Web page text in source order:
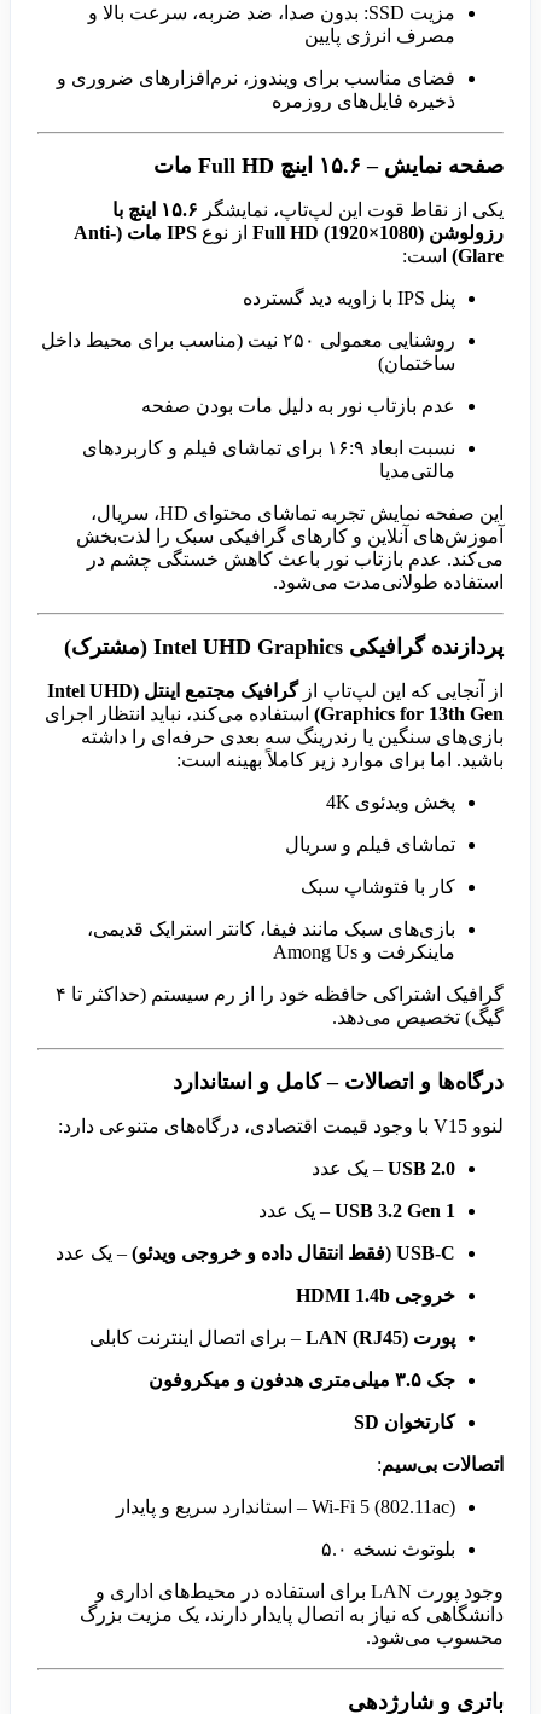
مزیت SSD: بدون صدا، ضد ضربه، سرعت بالا و
مصرف انرژی پایین
فضای مناسب برای ویندوز، نرم‌افزارهای ضروری و
ذخیره فایل‌های روزمره
صفحه نمایش – ۱۵.۶ اینچ Full HD مات
یکی از نقاط قوت این لپ‌تاپ، نمایشگر
۱۵.۶ اینچ با
رزولوشن Full HD (1920×1080)
از نوع
IPS مات (Anti-
Glare)
است:
پنل IPS با زاویه دید گسترده
روشنایی معمولی ۲۵۰ نیت (مناسب برای محیط داخل
ساختمان)
عدم بازتاب نور به دلیل مات بودن صفحه
نسبت ابعاد ۱۶:۹ برای تماشای فیلم و کاربردهای
مالتی‌مدیا
این صفحه نمایش تجربه تماشای محتوای HD، سریال،
آموزش‌های آنلاین و کارهای گرافیکی سبک را لذت‌بخش
می‌کند. عدم بازتاب نور باعث کاهش خستگی چشم در
استفاده طولانی‌مدت می‌شود.
پردازنده گرافیکی Intel UHD Graphics (مشترک)
از آنجایی که این لپ‌تاپ از
گرافیک مجتمع اینتل (Intel UHD
Graphics for 13th Gen)
استفاده می‌کند، نباید انتظار اجرای
بازی‌های سنگین یا رندرینگ سه بعدی حرفه‌ای را داشته
باشید. اما برای موارد زیر کاملاً بهینه است:
پخش ویدئوی 4K
تماشای فیلم و سریال
کار با فتوشاپ سبک
بازی‌های سبک مانند فیفا، کانتر استرایک قدیمی،
ماینکرفت و Among Us
گرافیک اشتراکی حافظه خود را از رم سیستم (حداکثر تا ۴
گیگ) تخصیص می‌دهد.
درگاه‌ها و اتصالات – کامل و استاندارد
لنوو V15 با وجود قیمت اقتصادی، درگاه‌های متنوعی دارد:
USB 2.0 – یک عدد
USB 3.2 Gen 1 – یک عدد
USB-C (فقط انتقال داده و خروجی ویدئو) – یک عدد
خروجی HDMI 1.4b
پورت LAN (RJ45) – برای اتصال اینترنت کابلی
جک ۳.۵ میلی‌متری هدفون و میکروفون
کارتخوان SD
اتصالات بی‌سیم:
Wi-Fi 5 (802.11ac) – استاندارد سریع و پایدار
بلوتوث نسخه ۵.۰
وجود پورت LAN برای استفاده در محیط‌های اداری و
دانشگاهی که نیاز به اتصال پایدار دارند، یک مزیت بزرگ
محسوب می‌شود.
باتری و شارژدهی